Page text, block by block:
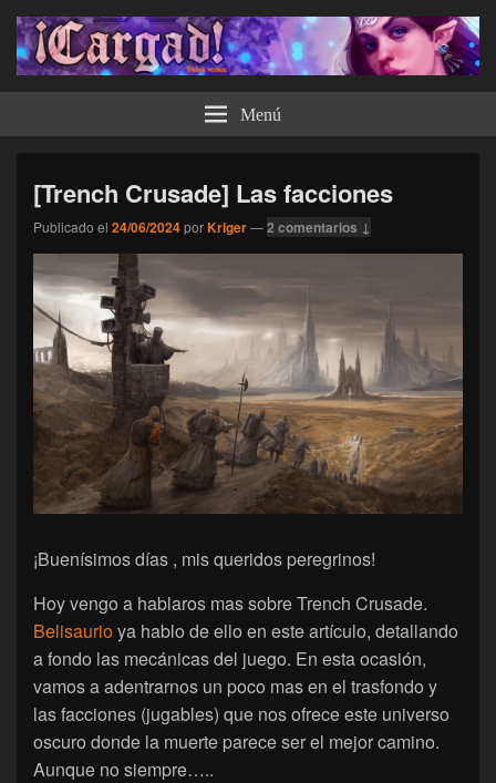
¡Cargad! Menú
[Trench Crusade] Las facciones
Publicado el 24/06/2024porKriger—2 comentarios ↓
¡Buenísimos días , mis queridos peregrinos!
Hoy vengo a hablaros mas sobre Trench Crusade.
Belisaurioya hablo de ello en este artículo, detallando
a fondo las mecánicas del juego. En esta ocasión,
vamos a adentrarnos un poco mas en el trasfondo y
las facciones (jugables) que nos ofrece este universo
oscuro donde la muerte parece ser el mejor camino.
Aunque no siempre…..